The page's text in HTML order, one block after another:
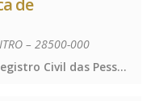
– 28500-000
Notas, Protesto de Títulos, Registro Civil das Pessoas Naturais e de Interdições e Tutelas, Registro de Imóveis, Registro de Títulos e Documentos e Civis das Pessoas Jurídicas, Notas, Protesto de Títulos, Registro Civil das Pessoas Naturais e de Interdições e Tutelas, Registro de Imóveis, Registro de Títulos e Documentos e Civis das Pessoas Jurídicas, Notas, Protesto de Títulos, Registro Civil das Pessoas Naturais e de Interdições e Tutelas, Registro de Imóveis, Registro de Títulos e Documentos e Civis das Pessoas Jurídicas